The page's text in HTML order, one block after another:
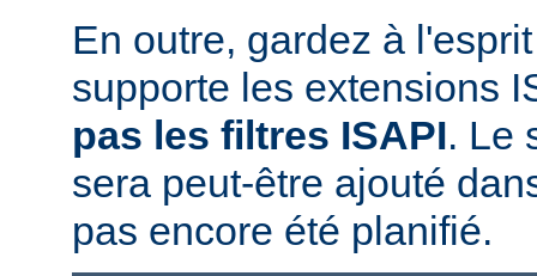
En outre, gardez à
supporte les extensions
pas les filtres ISAPI. Le
sera peut-être ajouté
pas encore été planifié.